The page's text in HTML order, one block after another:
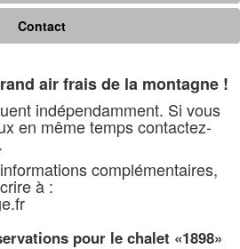
Contact
air frais de la montagne !
indépendamment. Si vous
en même temps contactez-
complémentaires,
à :
pour le chalet «1898»